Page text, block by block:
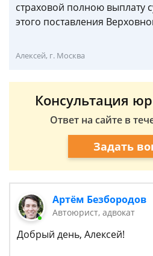
страховой полною выплату
этого поставления
Алексей, г. Москва
Консультация
Ответ на сайте в
Задать
Артём Безбородов
Автоюрист, адвокат
Добрый день, Алексей!